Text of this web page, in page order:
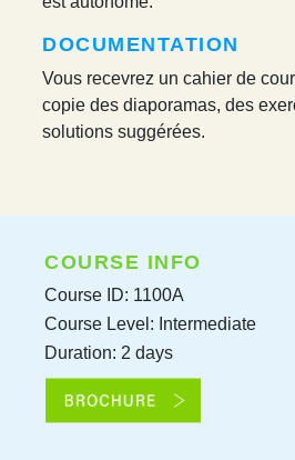
DOCUMENTATION
Vous recevrez un cahier de
copie des diaporamas, des
solutions suggérées.
COURSE INFO
Course ID: 1100A
Course Level: Intermediate
Duration: 2 days